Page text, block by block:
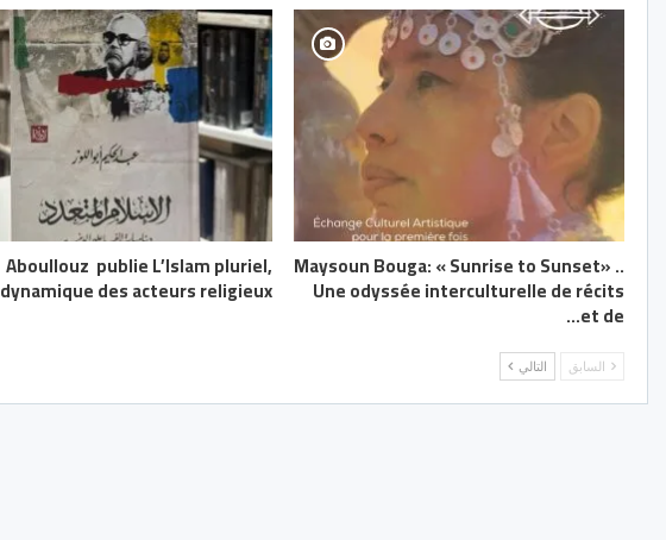
Maysoun Bouga: « Sunrise to Sunset» ..
Une odyssée interculturelle de récits
et de…
Aboullouz publie L’Islam pluriel,
dynamique des acteurs religieux
السابق التالي